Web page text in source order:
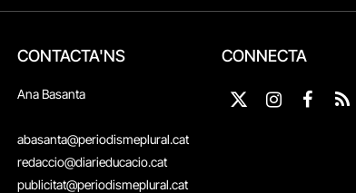
CONTACTA'NS
Ana Basanta
abasanta@periodismeplural.cat
redaccio@diarieducacio.cat
publicitat@periodismeplural.cat
CONNECTA
X
InstagramFacebook
RSS